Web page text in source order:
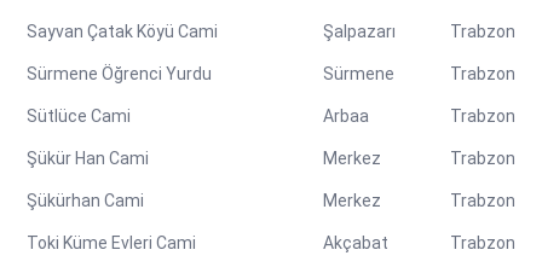
Sayvan Çatak Köyü Cami Şalpazarı Trabzon
Sürmene Öğrenci Yurdu Sürmene Trabzon
Sütlüce Cami Arbaa Trabzon
Şükür Han Cami Merkez Trabzon
Şükürhan Cami Merkez Trabzon
Toki Küme Evleri Cami Akçabat Trabzon